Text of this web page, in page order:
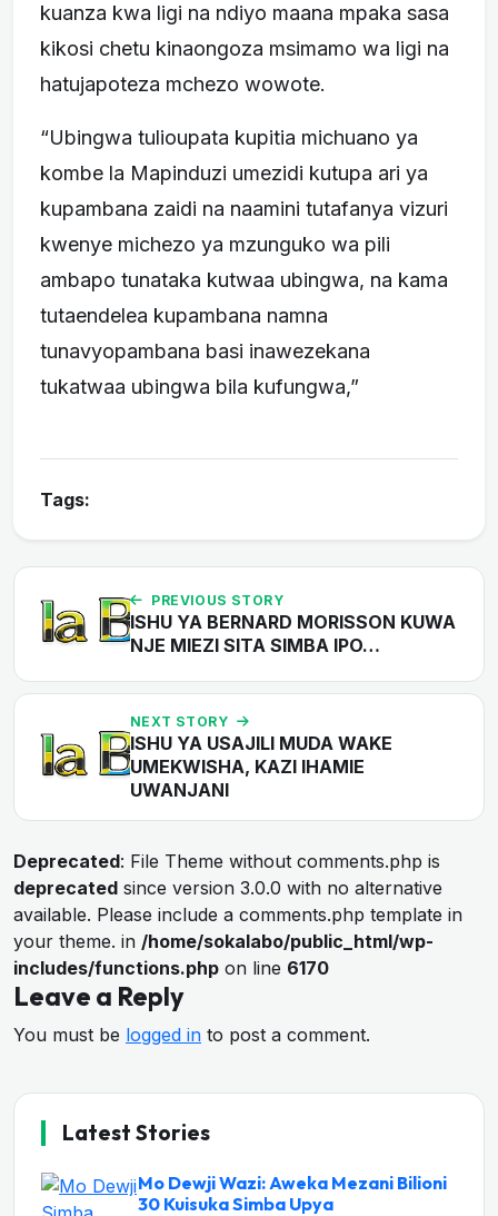
kuanza kwa ligi na ndiyo maana mpaka sasa
kikosi chetu kinaongoza msimamo wa ligi na
hatujapoteza mchezo wowote.
“Ubingwa tulioupata kupitia michuano ya
kombe la Mapinduzi umezidi kutupa ari ya
kupambana zaidi na naamini tutafanya vizuri
kwenye michezo ya mzunguko wa pili
ambapo tunataka kutwaa ubingwa, na kama
tutaendelea kupambana namna
tunavyopambana basi inawezekana
tukatwaa ubingwa bila kufungwa,”
Tags:
PREVIOUS STORY
ISHU YA BERNARD MORISSON KUWA
NJE MIEZI SITA SIMBA IPO…
NEXT STORY
ISHU YA USAJILI MUDA WAKE
UMEKWISHA, KAZI IHAMIE
UWANJANI
Deprecated: File Theme without comments.php is
deprecated since version 3.0.0 with no alternative
available. Please include a comments.php template in
your theme. in /home/sokalabo/public_html/wp-
includes/functions.php on line 6170
Leave a Reply
You must be logged in to post a comment.
Latest Stories
Mo Dewji Wazi: Aweka Mezani Bilioni
30 Kuisuka Simba Upya